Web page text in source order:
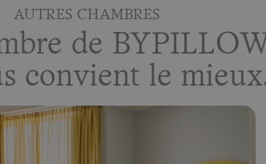
AUTRES CHAMBRES
de
convient le